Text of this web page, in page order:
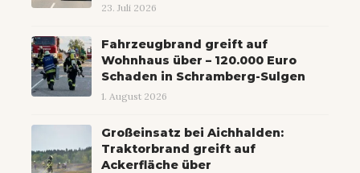
23. Juli 2026
Fahrzeugbrand greift auf
Wohnhaus über – 120.000 Euro
Schaden in Schramberg-Sulgen
1. August 2026
Großeinsatz bei Aichhalden:
Traktorbrand greift auf
Ackerfläche über